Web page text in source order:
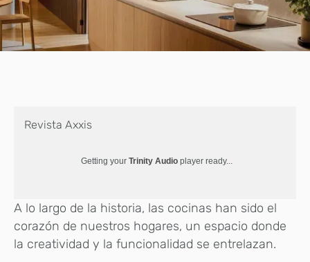
Revista Axxis
Getting your Trinity Audio player ready...
A lo largo de la historia, las cocinas han sido el
corazón de nuestros hogares, un espacio donde
la creatividad y la funcionalidad se entrelazan.